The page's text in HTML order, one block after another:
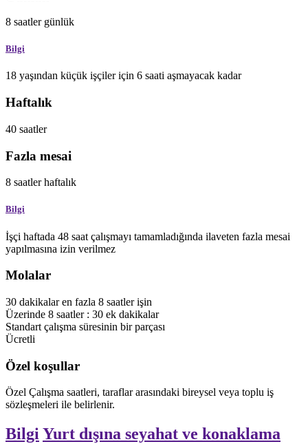
8 saatler günlük
Bilgi
18 yaşından küçük işçiler için 6 saati aşmayacak kadar
Haftalık
40 saatler
Fazla mesai
8 saatlerhaftalık
Bilgi
İşçi haftada 48 saat çalışmayı tamamladığında ilaveten fazla mesai
yapılmasına izin verilmez
Molalar
30 dakikalaren fazla 8 saatlerişin
Üzerinde 8 saatler : 30 ek dakikalar
Standart çalışma süresinin bir parçası
Ücretli
Özel koşullar
Özel Çalışma saatleri, taraflar arasındaki bireysel veya toplu iş
sözleşmeleri ile belirlenir.
BilgiYurt dışına seyahat ve konaklama